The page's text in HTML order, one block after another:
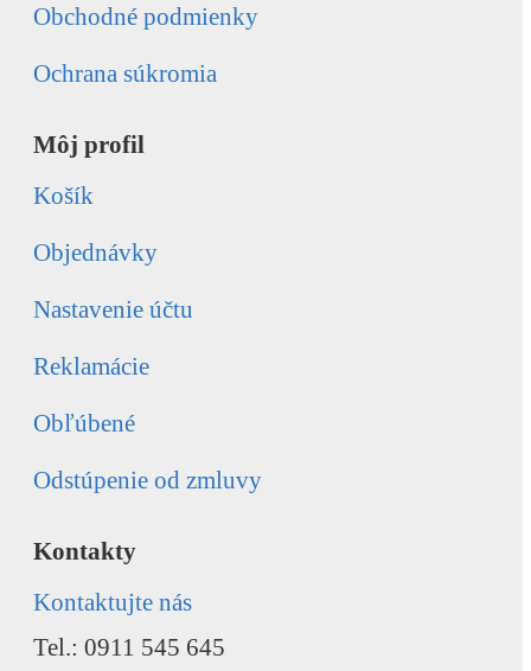
Obchodné podmienky
Ochrana súkromia
Môj profil
Košík
Objednávky
Nastavenie účtu
Reklamácie
Obľúbené
Odstúpenie od zmluvy
Kontakty
Kontaktujte nás
Tel.: 0911 545 645